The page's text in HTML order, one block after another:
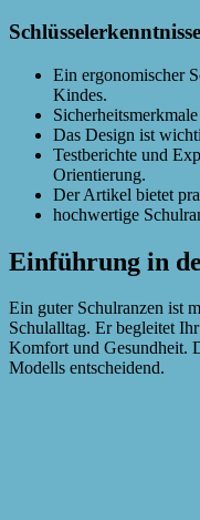
Schlüsselerkenntnisse
Ein ergonomischer
Kindes.
Das Design ist
Testberichte und
Orientierung.
Der Artikel bietet
hochwertige
Einführung in
Ein guter Schulranzen ist
Schulalltag. Er begleitet Ihr
Komfort und Gesundheit.
Modells entscheidend.